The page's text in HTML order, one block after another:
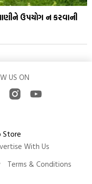
ઉપયોગ ન કરવાની
US ON
With Us
Terms & Conditions